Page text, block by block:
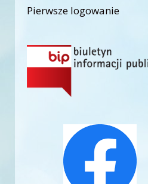
Pierwsze logowanie